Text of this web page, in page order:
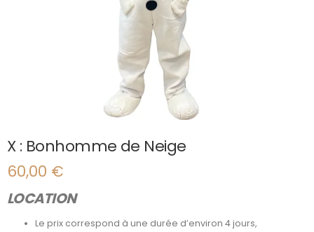
X : Bonhomme de Neige
60,00 €
LOCATION
Le prix correspond à une durée d’environ 4 jours,